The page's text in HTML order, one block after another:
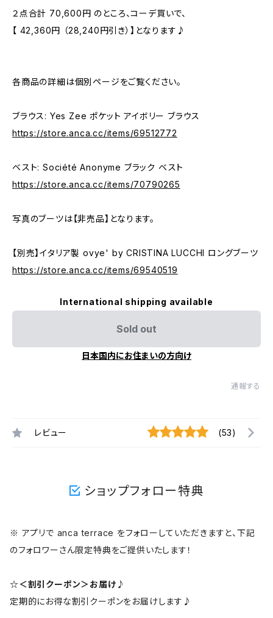
２点合計 70,600円 のところ、コーデ買いで、
【 42,360円 （28,240円引き）】となります♪
各商品の詳細は個別ページをご覧ください。
ブラウス: Yes Zee ポケット アイボリー ブラウス
https://store.anca.cc/items/69512772
ベスト: Société Anonyme ブラック ベスト
https://store.anca.cc/items/70790265
写真のブーツは【非売品】となります。
【別売】イタリア製 ovye' by CRISTINA LUCCHI ロングブーツ
https://store.anca.cc/items/69540519
International shipping available
Sold out
日本国内にお住まいの方向け
通報する
レビュー (53)
ショップフォロー特典
※ アプリで anca terrace をフォローしていただきますと、下記
のフォロワーさん限定特典をご提供いたします！
☆＜割引クーポン＞お届け♪
定期的にお得な割引クーポンをお届けします♪